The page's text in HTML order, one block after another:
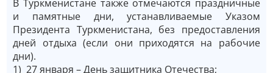
В Туркменистане также отмечаются праздничные
и памятные дни, устанавливаемые Указом
Президента Туркменистана, без предоставления
дней отдыха (если они приходятся на рабочие
дни).
1) 27 января ­– День защитника Отечества;